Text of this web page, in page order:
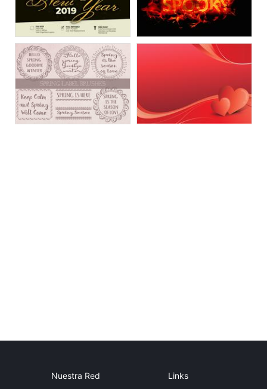
Nuestra Red Links